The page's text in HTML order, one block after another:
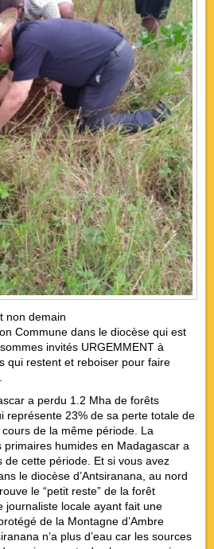
non demain
Commune dans le diocèse qui est
invités URGEMMENT à
qui restent et reboiser pour faire
a perdu 1.2 Mha de forêts
représente 23% de sa perte totale de
de la même période. La
humides en Madagascar a
de cette période. Et si vous avez
le diocèse d’Antsiranana, au nord
le “petit reste” de la forêt
journaliste locale ayant fait une
de la Montagne d’Ambre
n’a plus d’eau car les sources